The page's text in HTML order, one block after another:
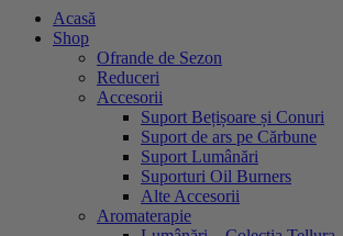
Acasă
Shop
Ofrande de Sezon
Reduceri
Accesorii
Suport Bețișoare și Conuri
Suport de ars pe Cărbune
Suport Lumânări
Suporturi Oil Burners
Alte Accesorii
Aromaterapie